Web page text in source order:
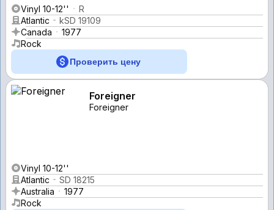
Vinyl 10-12''
R
Atlantic
kSD 19109
Canada
1977
Rock
Проверить цену
Foreigner
Foreigner
Vinyl 10-12''
Atlantic
SD 18215
Australia
1977
Rock